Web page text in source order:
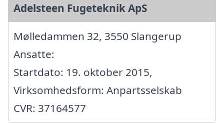
Adelsteen Fugeteknik ApS
Mølledammen 32, 3550 Slangerup
Ansatte:
Startdato: 19. oktober 2015,
Virksomhedsform: Anpartsselskab
CVR: 37164577